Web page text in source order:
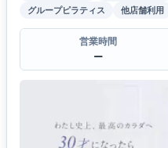
グループピラティス
他店舗利用
営業時間
ー